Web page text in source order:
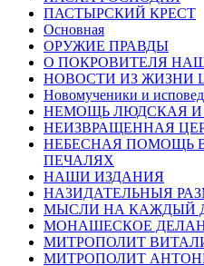
ПАСТЫРСКИЙ КРЕСТ
Основная
ОРУЖИЕ ПРАВДЫ
О ПОКРОВИТЕЛЯ
НОВОСТИ ИЗ ЖИЗНИ
Новомученики и
НЕМОЩЬ ЛЮДСКАЯ
НЕИЗВРАЩЕННАЯ
НЕБЕСНАЯ ПОМОЩЬ
ПЕЧАЛЯХ
НАШИ ИЗДАНИЯ
НАЗИДАТЕЛЬНЫЯ
МЫСЛИ НА КАЖДЫЙ
МОНАШЕСКОЕ
МИТРОПОЛИТ
МИТРОПОЛИТ